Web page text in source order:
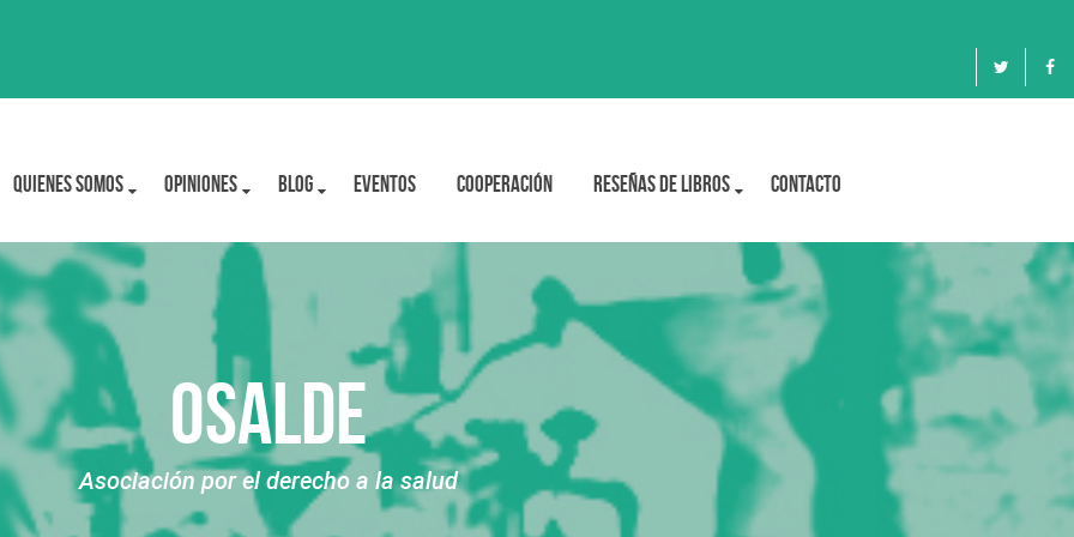
Quienes Somos OPINIONES BLOG Eventos Cooperación Reseñas de libros Contacto
OSALDE
Asociación por el derecho a la salud